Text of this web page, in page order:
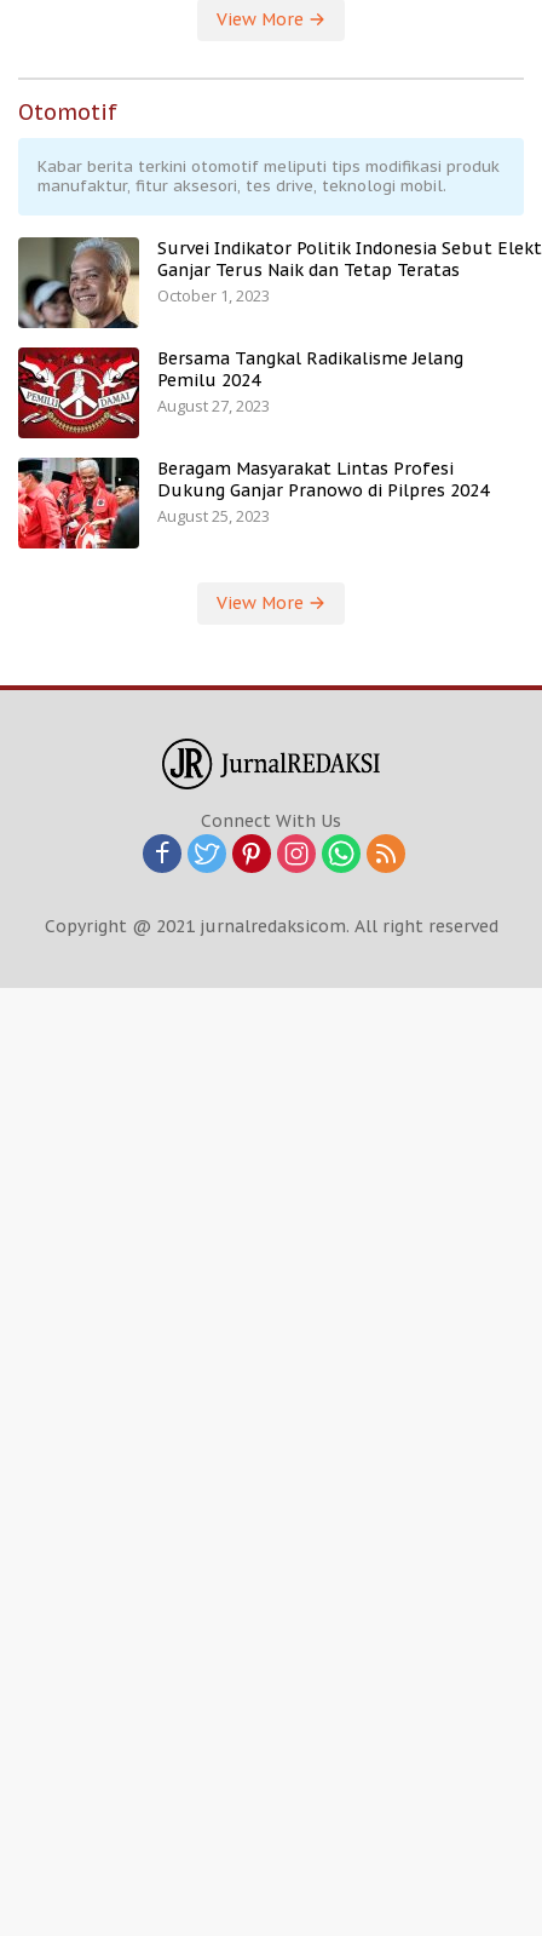
View More
Otomotif
Kabar berita terkini otomotif meliputi tips modifikasi produk
manufaktur, fitur aksesori, tes drive, teknologi mobil.
Survei Indikator Politik Indonesia Sebut
Ganjar Terus Naik dan Tetap Teratas
October 1, 2023
Bersama Tangkal Radikalisme Jelang
Pemilu 2024
August 27, 2023
Beragam Masyarakat Lintas Profesi
Dukung Ganjar Pranowo di Pilpres 2024
August 25, 2023
View More
Connect With Us
Copyright @ 2021 jurnalredaksicom. All right reserved